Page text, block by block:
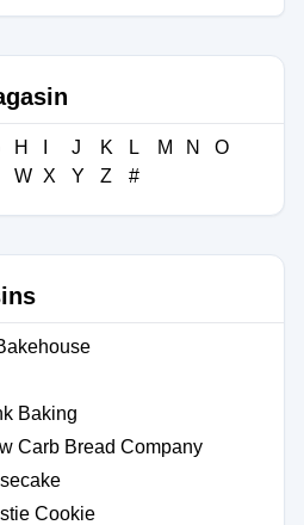
H J K L M N
O
W X Y Z #
Baking
Carb Bread Company
Cookie